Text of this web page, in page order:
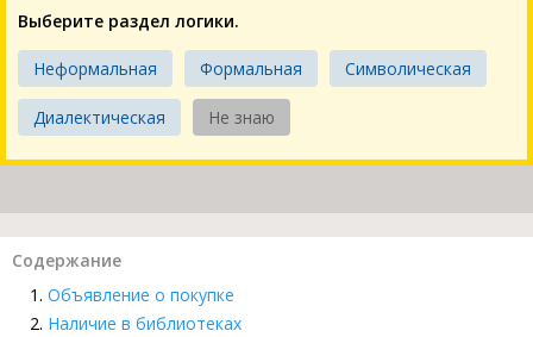
Выберите раздел логики.
Неформальная Формальная Символическая
Диалектическая Не знаю
Содержание
Объявление о покупке
Наличие в библиотеках